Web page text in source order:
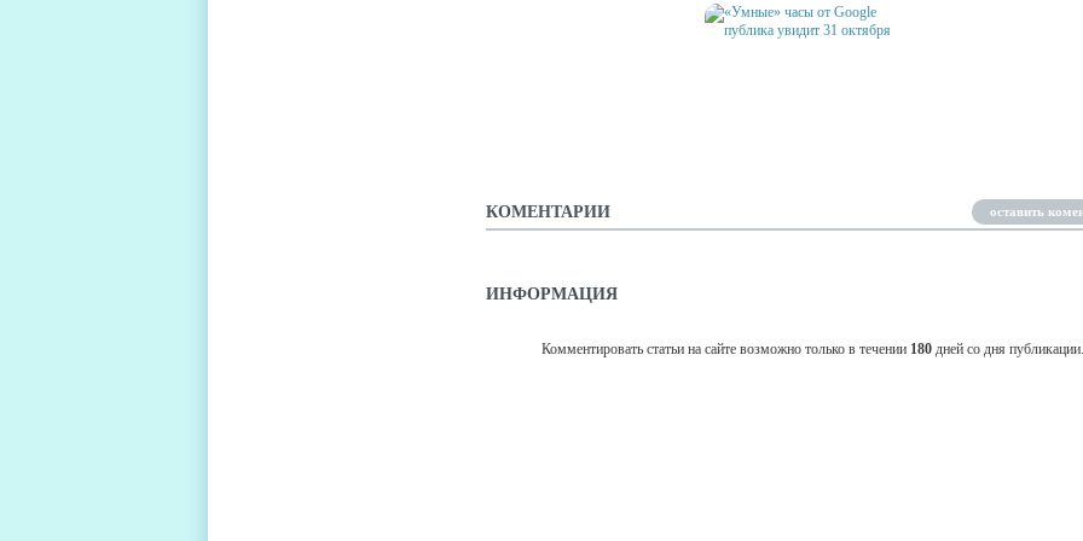
КОМЕНТАРИИ оставить
ИНФОРМАЦИЯ
Комментировать статьи на сайте возможно только в течении 180дней со дня публикации.